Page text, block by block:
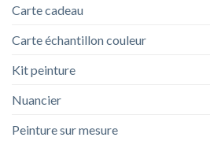
Carte cadeau
Carte échantillon couleur
Kit peinture
Nuancier
Peinture sur mesure